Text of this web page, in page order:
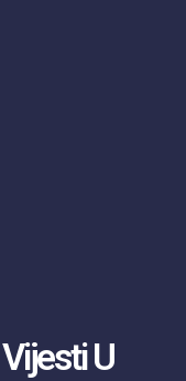
U